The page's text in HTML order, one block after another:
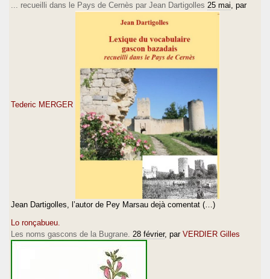
... recueilli dans le Pays de Cernès par Jean Dartigolles 25 mai , par
Tederic MERGER
Jean Dartigolles, l’autor de Pey Marsau dejà comentat (…)
Lo ronçabueu.
Les noms gascons de la Bugrane. 28 février, par VERDIER Gilles